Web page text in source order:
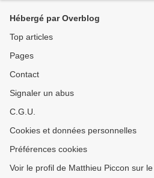
Hébergé par Overblog
Top articles
Pages
Contact
Signaler un abus
C.G.U.
Cookies et données personnelles
Préférences cookies
Voir le profil de Matthieu Piccon sur